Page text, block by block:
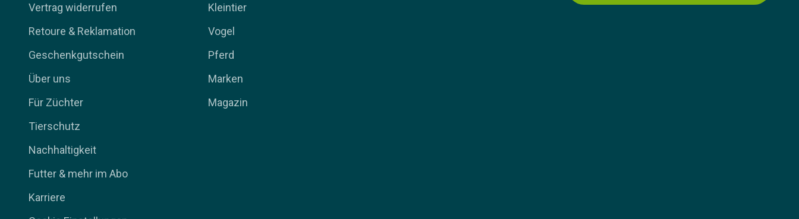
Vertrag widerrufen
Retoure & Reklamation
Geschenkgutschein
Über uns
Für Züchter
Tierschutz
Nachhaltigkeit
Futter & mehr im Abo
Karriere
Kleintier
Vogel
Pferd
Marken
Magazin